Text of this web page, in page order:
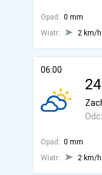
Opad: 0 mm
Wiatr:
2 km/h
06:00
Opad: 0 mm
Wiatr:
2 km/h